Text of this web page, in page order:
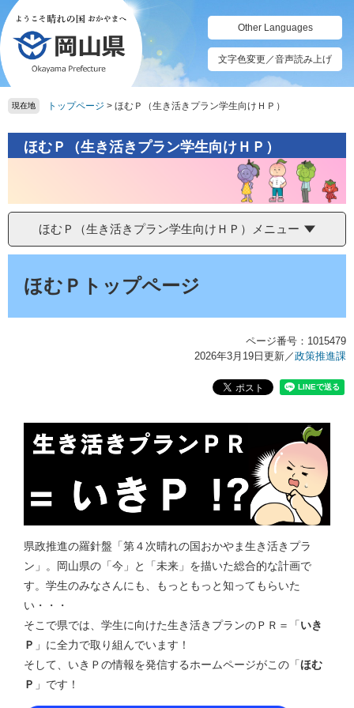
ペ
ー
ジ
の
先
頭
メ
ニ
ュ
ー
を
飛
本
Other Languages
文字色変更／音声読み上げ
現在地 トップページ > ほむＰ（生き活きプラン学生向けＨＰ）
ほむＰ（生き活きプラン学生向けＨＰ）
ほむＰ（生き活きプラン学生向けＨＰ）メニュー
ほむＰトップページ
ページ番号：1015479
2026年3月19日更新／政策推進課
県政推進の羅針盤「第４次晴れの国おかやま生き活きプラ
ン」。岡山県の「今」と「未来」を描いた総合的な計画で
す。学生のみなさんにも、もっともっと知ってもらいた
い・・・
そこで県では、学生に向けた生き活きプランのＰＲ＝「いき
Ｐ 」に全力で取り組んでいます！
そして、いきＰの情報を発信するホームページがこの「ほむ
Ｐ 」です！